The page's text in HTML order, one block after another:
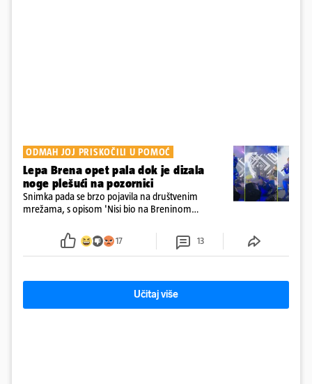
ODMAH JOJ PRISKOČILI U POMOĆ
Lepa Brena opet pala dok je dizala
noge plešući na pozornici
Snimka pada se brzo pojavila na društvenim
mrežama, s opisom 'Nisi bio na Breninom
Srećom, pjevačica se nije ozlijedila nego je s
osmijehom nastavila pjevati
17 13
Učitaj više